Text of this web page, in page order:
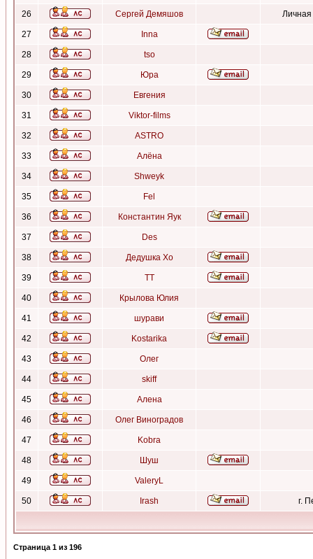
26 Сергей Демяшов Личная
27 Inna
28 tso
29 Юра
30 Евгения
31 Viktor-films
32 ASTRO
33 Алёна
34 Shweyk
35 Fel
36 Константин Яук
37 Des
38 Дедушка Хо
39 ТТ
40 Крылова Юлия
41 шурави
42 Kostarika
43 Олег
44 skiff
45 Алена
46 Олег Виноградов
47 Kobra
48 Шуш
49 ValeryL
50 Irash г.
Страница 1 из 196